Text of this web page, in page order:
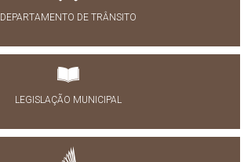
DEPARTAMENTO DE TRÂNSITO
LEGISLAÇÃO MUNICIPAL